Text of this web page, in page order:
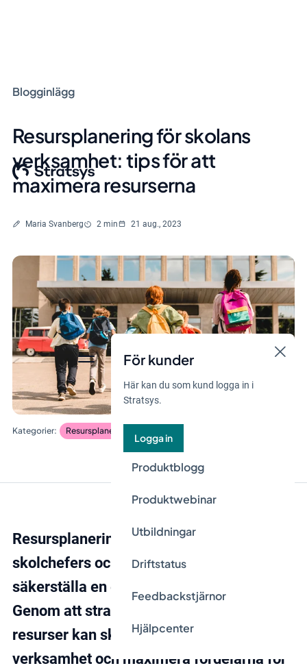
För kunder
Här kan du som kund logga in i
Stratsys.
Logga in
Produktblogg
Produktwebinar
Utbildningar
Driftstatus
Feedbackstjärnor
Hjälpcenter
Blogginlägg
Resursplanering för skolans
verksamhet: tips för att
maximera resurserna
Skriven av
Maria Svanberg Lästid
2 min 21 aug., 2023
Resursplanering
Resursplanering är en viktig del av
skolchefers och rektorers ansvar för att
säkerställa en effektiv skolverksamhet.
Genom att strategiskt planera och fördela
resurser kan skolorna optimera sin
verksamhet och maximera fördelarna för